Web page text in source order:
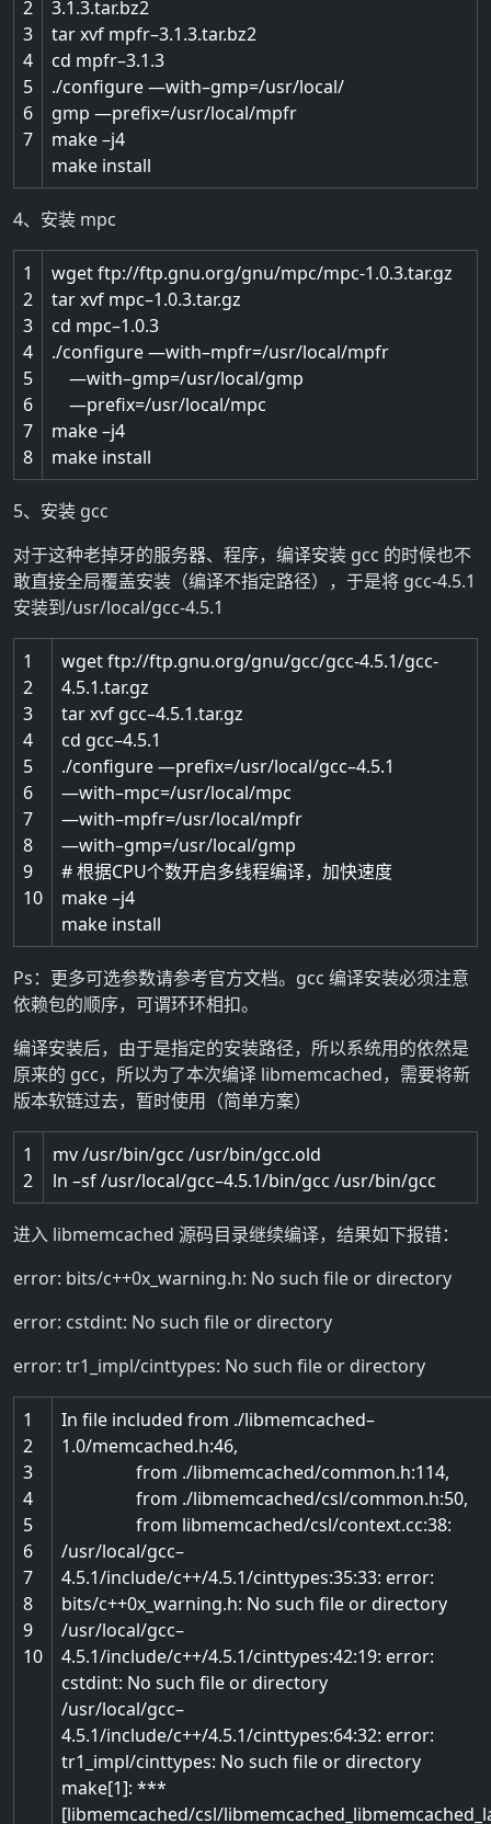
2
3
4
5
6
7
3.1.3.tar.bz2
tarxvf mpfr–3.1.3.tar.bz2
cd mpfr–3.1.3
./configure—with–gmp=/usr/local/
gmp —prefix=/usr/local/mpfr
make–j4
make install
4、安装 mpc
1
2
3
4
5
6
7
8
wgetftp://ftp.gnu.org/gnu/mpc/mpc-1.0.3.tar.gz
tarxvf mpc–1.0.3.tar.gz
cd mpc–1.0.3
./configure—with–mpfr=/usr/local/mpfr
—with–gmp=/usr/local/gmp
—prefix=/usr/local/mpc
make–j4
make install
5、安装 gcc
对于这种老掉牙的服务器、程序，编译安装 gcc 的时候也不
敢直接全局覆盖安装（编译不指定路径），于是将 gcc-4.5.1
安装到/usr/local/gcc-4.5.1
1
2
3
4
5
6
7
8
9
10
wgetftp://ftp.gnu.org/gnu/gcc/gcc-4.5.1/gcc-
4.5.1.tar.gz
tarxvf gcc–4.5.1.tar.gz
cd gcc–4.5.1
./configure—prefix=/usr/local/gcc–4.5.1
—with–mpc=/usr/local/mpc
—with–mpfr=/usr/local/mpfr
—with–gmp=/usr/local/gmp
# 根据CPU个数开启多线程编译，加快速度
make–j4
make install
Ps：更多可选参数请参考官方文档。gcc 编译安装必须注意
依赖包的顺序，可谓环环相扣。
编译安装后，由于是指定的安装路径，所以系统用的依然是
原来的 gcc，所以为了本次编译 libmemcached，需要将新
版本软链过去，暂时使用（简单方案）
1
2
mv/usr/bin/gcc /usr/bin/gcc.old
ln –sf/usr/local/gcc–4.5.1/bin/gcc /usr/bin/gcc
进入 libmemcached 源码目录继续编译，结果如下报错：
error: bits/c++0x_warning.h: No such file or directory
error: cstdint: No such file or directory
error: tr1_impl/cinttypes: No such file or directory
1
2
3
4
5
6
7
8
9
10
In file included from ./libmemcached–
1.0/memcached.h:46,
from ./libmemcached/common.h:114,
from ./libmemcached/csl/common.h:50,
from libmemcached/csl/context.cc:38:
/usr/local/gcc–
4.5.1/include/c++/4.5.1/cinttypes:35:33: error:
bits/c++0x_warning.h: No such file ordirectory
/usr/local/gcc–
4.5.1/include/c++/4.5.1/cinttypes:42:19: error:
cstdint: No such file ordirectory
/usr/local/gcc–
4.5.1/include/c++/4.5.1/cinttypes:64:32: error:
tr1_impl/cinttypes: No such file ordirectory
make[1]: ***
[libmemcached/csl/